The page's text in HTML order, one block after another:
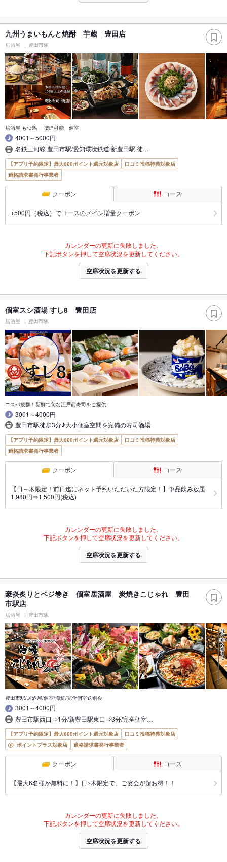
九州うまいもんと焼酎 芋蔵 豊田店
居酒屋 豊田市駅
居酒屋 もつ鍋 喫煙可能 個室
4001～5000円
名鉄三河線 豊田市駅/愛知環状鉄道 新豊田駅 徒…
【アプリ予約限定】最大800ポイント還元対象店
口コミ投稿特典対象店
適格請求書発行事業者
クーポン コース
+500円（税込）でコースのメイン増量クーポン
カレンダーの更新に失敗しました。
下記ボタンを押して空席状況を更新してください。
空席状況を更新する
個室スシ酒場 すし8 豊田店
居酒屋 豊田市駅
コスパ抜群！新鮮で旬な江戸前寿司をご提供
3001～4000円
豊田市駅徒歩3分♪大小個室空間を完備の寿司酒場
【アプリ予約限定】最大800ポイント還元対象店
口コミ投稿特典対象店
適格請求書発行事業者
クーポン コース
【日～木限定！前日迄にネット予約いただいた方限定！】単品飲み放題
1,980円⇒1,500円(税込)
カレンダーの更新に失敗しました。
下記ボタンを押して空席状況を更新してください。
空席状況を更新する
豪炎炙りとベジ巻き 個室居酒屋 炭焼きこじゃれ 豊田
市駅店
居酒屋 豊田市駅
豊田市駅/居酒屋/個室/海鮮/完全個室送別会
3001～4000円
豊田市駅西口⇒1分/新豊田駅東口⇒3分/完全個室…
【アプリ予約限定】最大800ポイント還元対象店
口コミ投稿特典対象店
ポイントプラス対象店
適格請求書発行事業者
クーポン コース
【最大6名様が無料に！】日~木限定で、ご宴会が超お得！！
カレンダーの更新に失敗しました。
下記ボタンを押して空席状況を更新してください。
空席状況を更新する